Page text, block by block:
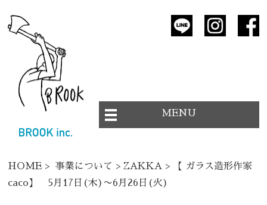
MENU
HOME >事業について > ZAKKA > 【 ガラス造形作家
caco】 5月17日(木)〜6月26日(火)